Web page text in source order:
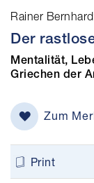
Rainer
Der
Mentalität,
Griechen der
Zum
Print